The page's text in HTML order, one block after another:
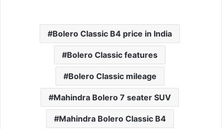
Bolero Classic B4 price in India
Bolero Classic features
Bolero Classic mileage
Mahindra Bolero 7 seater SUV
Mahindra Bolero Classic B4